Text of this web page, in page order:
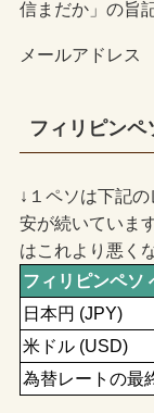
信まだか」の旨
メールアドレス
フィリピンペ
↓１ペソは下記
安が続いていま
はこれより悪く
フィリピンペソ
日本円 (JPY)
米ドル (USD)
為替レートの最